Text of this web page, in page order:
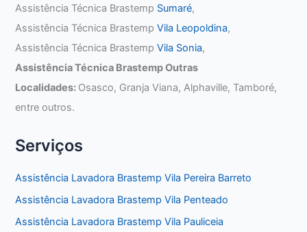
Assistência Técnica Brastemp Sumaré,
Assistência Técnica BrastempVila Leopoldina,
Assistência Técnica BrastempVila Sonia,
Assistência Técnica Brastemp Outras
Localidades: Osasco, Granja Viana, Alphaville, Tamboré,
entre outros.
Serviços
Assistência Lavadora Brastemp Vila Pereira Barreto
Assistência Lavadora Brastemp Vila Penteado
Assistência Lavadora Brastemp Vila Pauliceia